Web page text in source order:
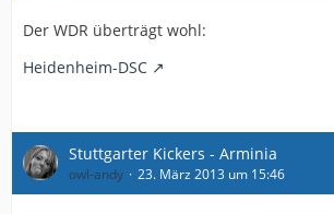
Der WDR überträgt wohl:
Heidenheim-DSC
Stuttgarter Kickers - Arminia
owl-andy 23. März 2013 um 15:46